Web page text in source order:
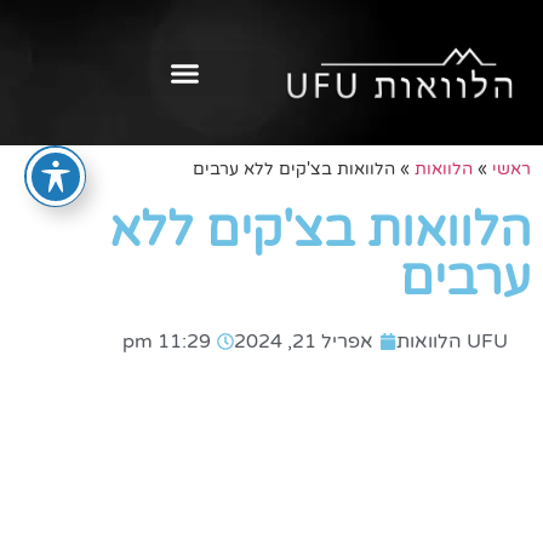
ראשי » הלוואות » הלוואות בצ'קים ללא ערבים
הלוואות בצ'קים ללא
ערבים
UFU הלוואות אפריל 21, 2024 11:29 pm